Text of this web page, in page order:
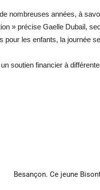
nombreuses années, à
» précise Gaelle Dubail,
pour les enfants, la journée
soutien financier à
Besançon. Ce jeune